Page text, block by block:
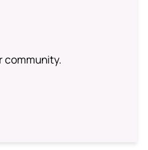
community.